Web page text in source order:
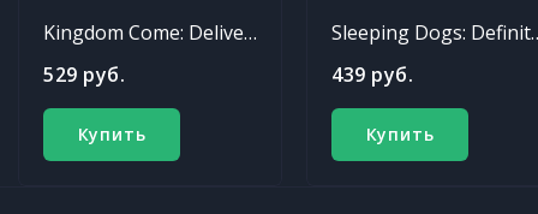
Kingdom Come: Deliverance
529 руб.
Купить
Sleeping
439 руб.
Купить